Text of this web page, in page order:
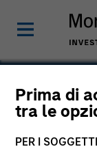
Prima di
tra le
PER I
Anuj
Managing
Fixed